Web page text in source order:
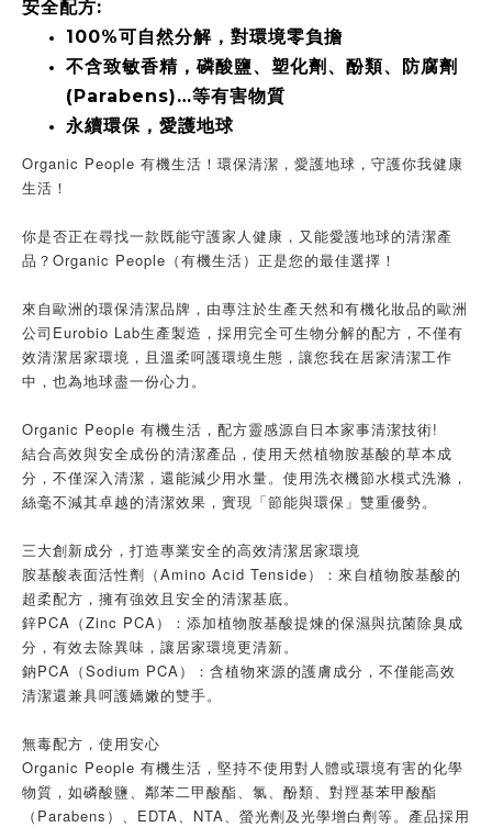
安全配方:
100%可自然分解，對環境零負擔
不含致敏香精，磷酸鹽、塑化劑、酚類、防腐劑
(Parabens)…等有害物質
永續環保，愛護地球
Organic People 有機生活！環保清潔，愛護地球，守護你我健康
生活！
你是否正在尋找一款既能守護家人健康，又能愛護地球的清潔產
品？Organic People（有機生活）正是您的最佳選擇！
來自歐洲的環保清潔品牌，由專注於生產天然和有機化妝品的歐洲
公司Eurobio Lab生產製造，採用完全可生物分解的配方，不僅有
效清潔居家環境，且溫柔呵護環境生態，讓您我在居家清潔工作
中，也為地球盡一份心力。
Organic People 有機生活，配方靈感源自日本家事清潔技術!
結合高效與安全成份的清潔產品，使用天然植物胺基酸的草本成
分，不僅深入清潔，還能減少用水量。使用洗衣機節水模式洗滌，
絲毫不減其卓越的清潔效果，實現「節能與環保」雙重優勢。
三大創新成分，打造專業安全的高效清潔居家環境
胺基酸表面活性劑（Amino Acid Tenside）：來自植物胺基酸的
超柔配方，擁有強效且安全的清潔基底。
鋅PCA（Zinc PCA）：添加植物胺基酸提煉的保濕與抗菌除臭成
分，有效去除異味，讓居家環境更清新。
鈉PCA（Sodium PCA）：含植物來源的護膚成分，不僅能高效
清潔還兼具呵護嬌嫩的雙手。
無毒配方，使用安心
Organic People 有機生活，堅持不使用對人體或環境有害的化學
物質，如磷酸鹽、鄰苯二甲酸酯、氯、酚類、對羥基苯甲酸酯
（Parabens）、EDTA、NTA、螢光劑及光學增白劑等。產品採用